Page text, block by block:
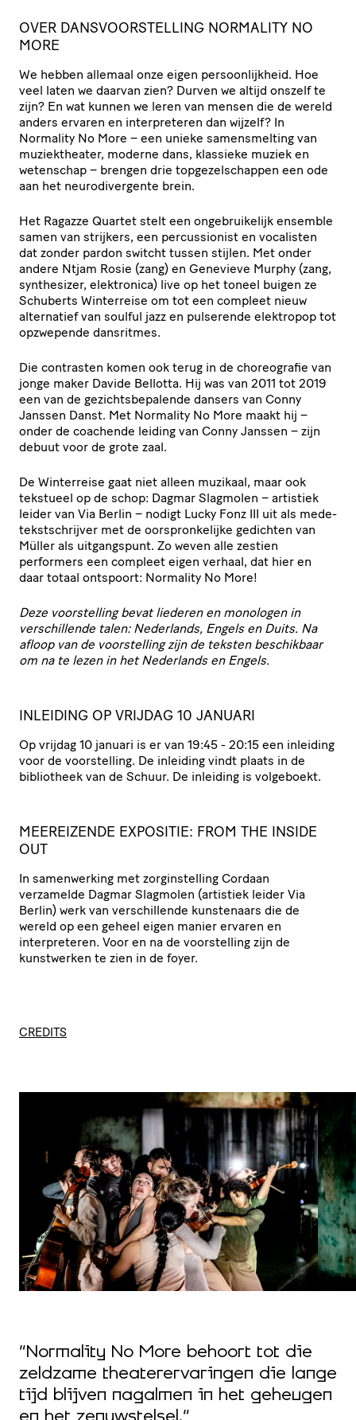
OVER DANSVOORSTELLING NORMALITY NO
MORE
We hebben allemaal onze eigen persoonlijkheid. Hoe
veel laten we daarvan zien? Durven we altijd onszelf te
zijn? En wat kunnen we leren van mensen die de wereld
anders ervaren en interpreteren dan wijzelf? In
Normality No More – een unieke samensmelting van
muziektheater, moderne dans, klassieke muziek en
wetenschap – brengen drie topgezelschappen een ode
aan het neurodivergente brein.
Het Ragazze Quartet stelt een ongebruikelijk ensemble
samen van strijkers, een percussionist en vocalisten
dat zonder pardon switcht tussen stijlen. Met onder
andere Ntjam Rosie (zang) en Genevieve Murphy (zang,
synthesizer, elektronica) live op het toneel buigen ze
Schuberts Winterreise om tot een compleet nieuw
alternatief van soulful jazz en pulserende elektropop tot
opzwepende dansritmes.
Die contrasten komen ook terug in de choreografie van
jonge maker Davide Bellotta. Hij was van 2011 tot 2019
een van de gezichtsbepalende dansers van Conny
Janssen Danst. Met Normality No More maakt hij –
onder de coachende leiding van Conny Janssen – zijn
debuut voor de grote zaal.
De Winterreise gaat niet alleen muzikaal, maar ook
tekstueel op de schop: Dagmar Slagmolen – artistiek
leider van Via Berlin – nodigt Lucky Fonz III uit als mede-
tekstschrijver met de oorspronkelijke gedichten van
Müller als uitgangspunt. Zo weven alle zestien
performers een compleet eigen verhaal, dat hier en
daar totaal ontspoort: Normality No More!
Deze voorstelling bevat liederen en monologen in
verschillende talen: Nederlands, Engels en Duits. Na
afloop van de voorstelling zijn de teksten beschikbaar
om na te lezen in het Nederlands en Engels.
INLEIDING OP VRIJDAG 10 JANUARI
Op vrijdag 10 januari is er van 19:45 - 20:15 een inleiding
voor de voorstelling. De inleiding vindt plaats in de
bibliotheek van de Schuur. De inleiding is volgeboekt.
MEEREIZENDE EXPOSITIE: FROM THE INSIDE
OUT
In samenwerking met zorginstelling Cordaan
verzamelde Dagmar Slagmolen (artistiek leider Via
Berlin) werk van verschillende kunstenaars die de
wereld op een geheel eigen manier ervaren en
interpreteren. Voor en na de voorstelling zijn de
kunstwerken te zien in de foyer.
CREDITS
“Normality No More behoort tot die
zeldzame theaterervaringen die lange
tijd blijven nagalmen in het geheugen